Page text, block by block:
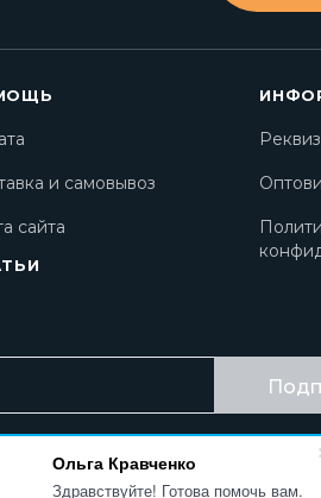
Ольга Кравченко
Здравствуйте! Готова помочь вам.
и самовывоз
сайта